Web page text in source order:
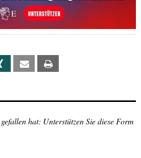
Xing Email
hat: Unterstützen Sie diese Form